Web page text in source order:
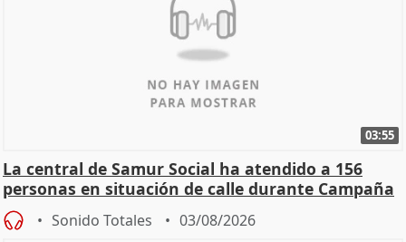
03:55
La central de Samur Social ha atendido a 156
personas en situación de calle durante Campaña
de Calor
Sonido Totales 03/08/2026